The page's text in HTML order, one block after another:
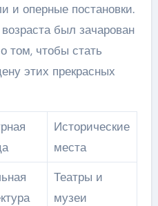
и оперные постановки.
был зачарован
том, чтобы стать
этих прекрасных
Исторические
места
Театры и
музеи